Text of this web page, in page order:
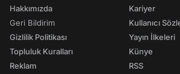
Hakkımızda
Geri Bildirim
Gizlilik Politikası
Topluluk Kuralları
Reklam
Kariyer
Kullanıcı
Yayın İlkeleri
Künye
RSS